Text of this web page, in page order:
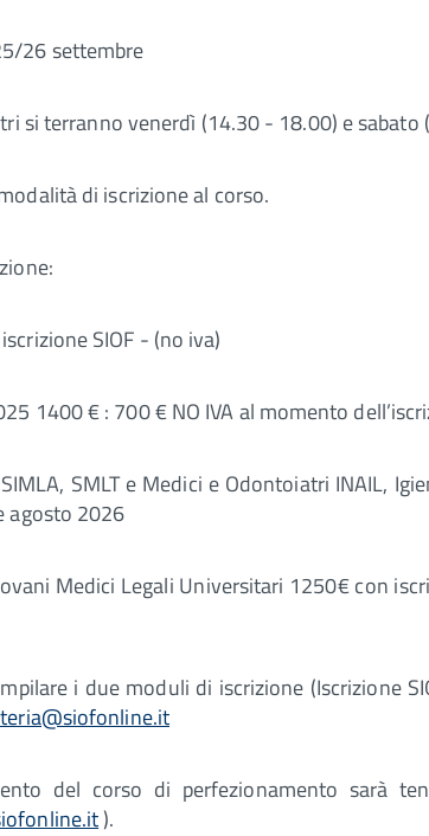
26 settembre
si terranno venerdì (14.30 - 18.00) e
di iscrizione al corso.
SIOF - (no iva)
1400 € : 700 € NO IVA al momento
SMLT e Medici e Odontoiatri INAIL,
agosto 2026
Medici Legali Universitari 1250€ con
i due moduli di iscrizione (Iscrizione
del corso di perfezionamento sarà
).